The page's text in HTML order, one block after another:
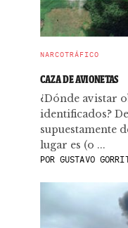
NARCOTRÁFICO
CAZA DE AVIONETAS
¿Dónde avistar
identificados?
supuestamente
lugar es (o ...
POR GUSTAVO